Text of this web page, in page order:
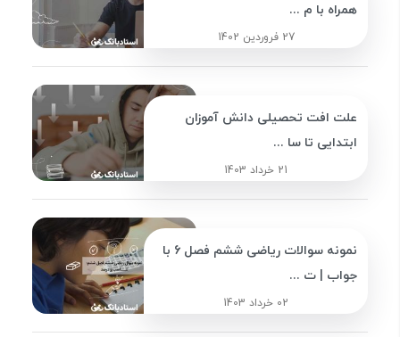
همراه با م ...
27 فروردین 1402
علت افت تحصیلی دانش آموزان
ابتدایی تا سا ...
21 خرداد 1403
نمونه سوالات ریاضی ششم فصل 6 با
جواب | ت ...
02 خرداد 1403